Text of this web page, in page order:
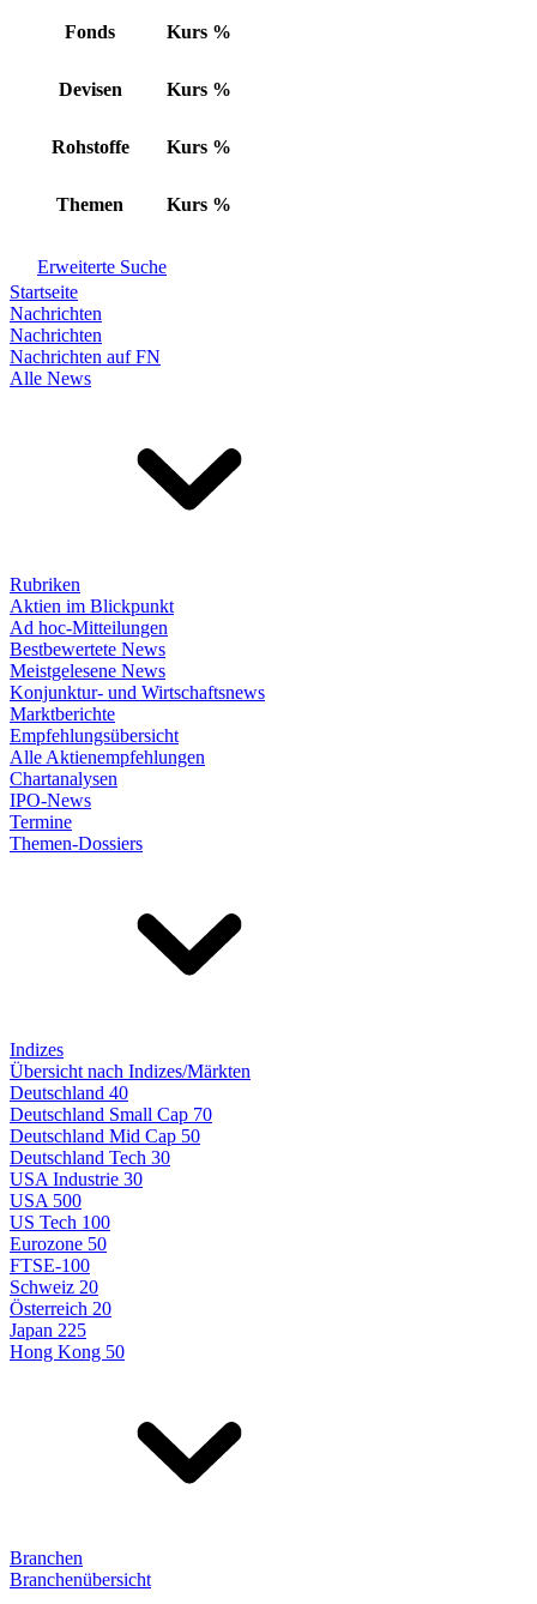
Fonds Kurs %
Devisen Kurs %
Rohstoffe Kurs %
Themen Kurs %
Erweiterte Suche
Startseite
Nachrichten
Nachrichten
Nachrichten auf FN
Alle News
Rubriken
Aktien im Blickpunkt
Ad hoc-Mitteilungen
Bestbewertete News
Meistgelesene News
Konjunktur- und Wirtschaftsnews
Marktberichte
Empfehlungsübersicht
Alle Aktienempfehlungen
Chartanalysen
IPO-News
Termine
Themen-Dossiers
Indizes
Übersicht nach Indizes/Märkten
Deutschland 40
Deutschland Small Cap 70
Deutschland Mid Cap 50
Deutschland Tech 30
USA Industrie 30
USA 500
US Tech 100
Eurozone 50
FTSE-100
Schweiz 20
Österreich 20
Japan 225
Hong Kong 50
Branchen
Branchenübersicht